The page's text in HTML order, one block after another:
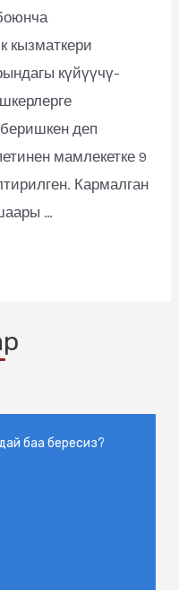
кызматкери
күйүүчү-
деп
мамлекетке 9
Кармалган
…
баа бересиз?